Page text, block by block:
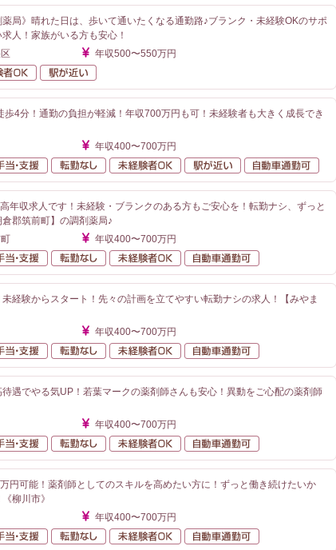
薬局》晴れた日は、歩いて通いたくなる通勤路♪ブランク・未経験OKのサポ
人！家族がいる方も安心！
年収500〜550万円
未経験者OK
歩4分！通勤の負担が軽減！年収700万円も可！未経験者も大きく成長でき
年収400〜700万円
住宅手当・支援 転勤なし 未経験者OK 駅が近い
年収求人です！未経験・ブランクのある方もご安心を！転勤ナシ、ずっと
郡筑前町】の調剤薬局♪
年収400〜700万円
住宅手当・支援 転勤なし 未経験者OK
経験からスタート！先々の計画を立てやすい転勤ナシの求人！【みやま
年収400〜700万円
住宅手当・支援 転勤なし 未経験者OK
待遇でやる気UP！若葉マークの薬剤師さんも安心！異動をご心配の薬剤師
年収400〜700万円
住宅手当・支援 転勤なし 未経験者OK
円可能！薬剤師としてのスキルを高めたい方に！ずっと働き続けたいか
柳川市》
年収400〜700万円
住宅手当・支援 転勤なし 未経験者OK